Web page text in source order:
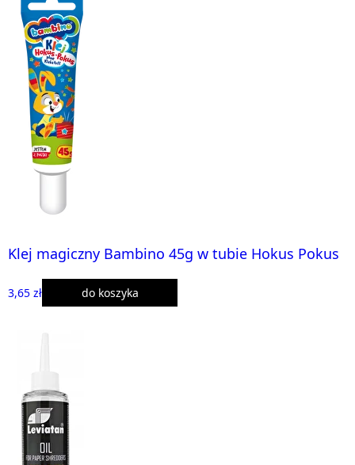
Klej magiczny Bambino 45g w tubie Hokus Pokus
3,65 zł do koszyka